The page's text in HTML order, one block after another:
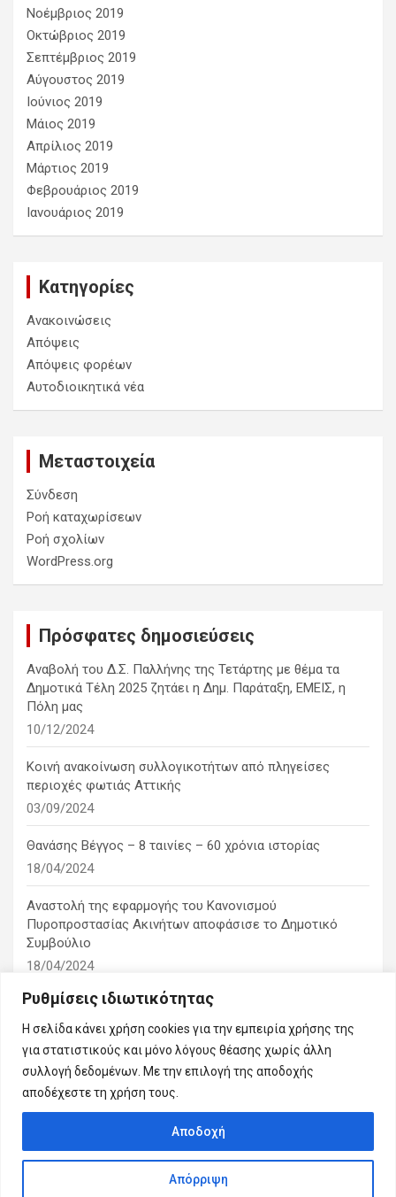
Ρυθμίσεις ιδιωτικότητας
Η σελίδα κάνει χρήση cookies για την εμπειρία χρήσης της
για στατιστικούς και μόνο λόγους θέασης χωρίς άλλη
συλλογή δεδομένων. Με την επιλογή της αποδοχής
αποδέχεστε τη χρήση τους.
Απόρριψη
Αποδοχή
Νοέμβριος 2019
Οκτώβριος 2019
Σεπτέμβριος 2019
Αύγουστος 2019
Ιούνιος 2019
Μάιος 2019
Απρίλιος 2019
Μάρτιος 2019
Φεβρουάριος 2019
Ιανουάριος 2019
Kατηγορίες
Ανακοινώσεις
Απόψεις
Απόψεις φορέων
Αυτοδιοικητικά νέα
Μεταστοιχεία
Σύνδεση
Ροή καταχωρίσεων
Ροή σχολίων
WordPress.org
Πρόσφατες δημοσιεύσεις
Αναβολή του Δ.Σ. Παλλήνης της Τετάρτης με θέμα τα
Δημοτικά Τέλη 2025 ζητάει η Δημ. Παράταξη, ΕΜΕΙΣ, η
Πόλη μας
10/12/2024
Κοινή ανακοίνωση συλλογικοτήτων από πληγείσες
περιοχές φωτιάς Αττικής
03/09/2024
Θανάσης Βέγγος – 8 ταινίες – 60 χρόνια ιστορίας
18/04/2024
Αναστολή της εφαρμογής του Κανονισμού
Πυροπροστασίας Ακινήτων αποφάσισε το Δημοτικό
Συμβούλιο
18/04/2024
1η ειδική συνεδρίαση λογοδοσίας του δημοτικού
συμβουλίου
10/03/2024
Copyright © 2026Εμείς η πόλη μας
Proudly Powered by: